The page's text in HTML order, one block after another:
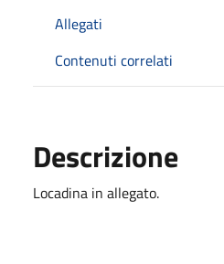
Allegati
Contenuti correlati
Descrizione
Locadina in allegato.